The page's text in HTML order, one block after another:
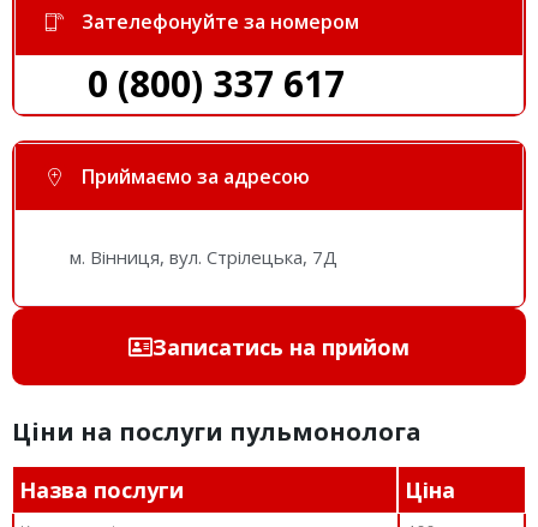
Зателефонуйте за номером
0 (800) 337 617
Приймаємо за адресою
м. Вінниця, вул. Стрілецька, 7Д
Записатись на прийом
Ціни на послуги пульмонолога
Назва послуги Ціна